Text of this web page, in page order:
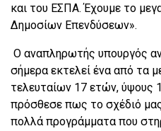
και του ΕΣΠΑ. Έχουμε το
Δημοσίων Επενδύσεων».
Ο αναπληρωτής υπουργός
σήμερα εκτελεί ένα από τα
τελευταίων 17 ετών, ύψους
πρόσθεσε πως το σχέδιό
πολλά προγράμματα που